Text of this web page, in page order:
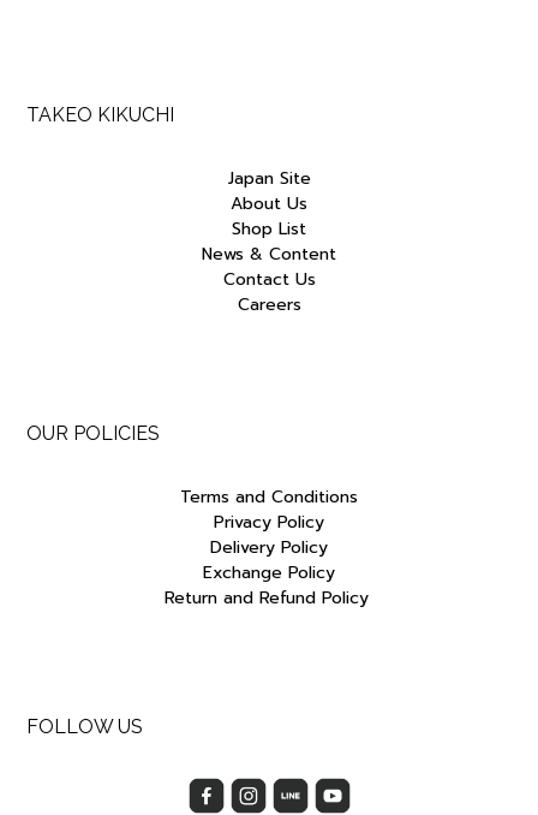
TAKEO KIKUCHI
Japan Site
About Us
Shop List
News & Content
Contact Us
Careers
OUR POLICIES
Terms and Conditions
Privacy Policy
Delivery Policy
Exchange Policy
Return and Refund Policy
FOLLOW US